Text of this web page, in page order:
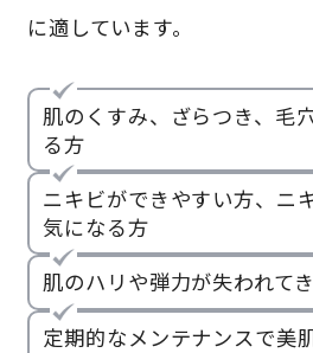
に適しています。
肌のくすみ、ざらつき、毛
る方
ニキビができやすい方、ニ
気になる方
肌のハリや弾力が失われて
定期的なメンテナンスで美